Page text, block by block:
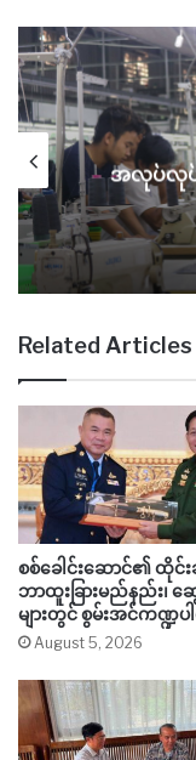
အလုပ်လုပ်
Related Articles
စစ်ခေါင်းဆောင်၏ ထိုင်း
ဘာထူးခြားမည်နည်း၊ ဆွ
များတွင် စွမ်းအင်ကဏ္ဍပ
August 5, 2026